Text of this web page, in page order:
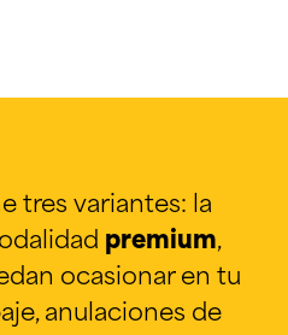
tres variantes: la
premium,
ocasionar en tu
anulaciones de